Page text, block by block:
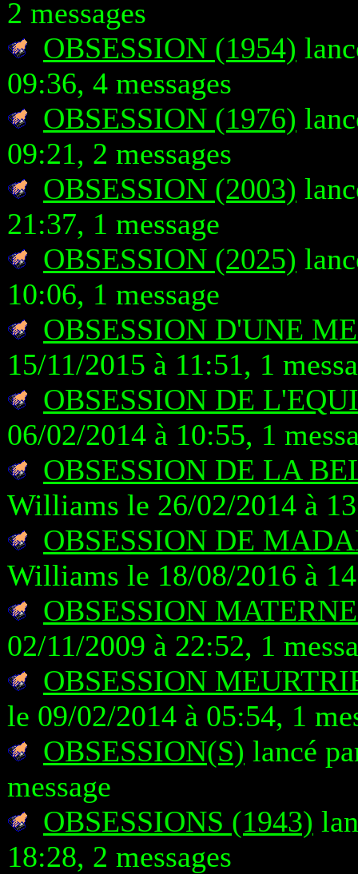
2 messages
OBSESSION (1954)
09:36, 4 messages
OBSESSION (1976)
09:21, 2 messages
OBSESSION (2003)
21:37, 1 message
OBSESSION (2025)
10:06, 1 message
OBSESSION D'UNE
15/11/2015 à 11:51, 1
OBSESSION DE
06/02/2014 à 10:55, 1
OBSESSION DE LA
Williams le 26/02/2014 à
OBSESSION DE
Williams le 18/08/2016 à
OBSESSION
02/11/2009 à 22:52, 1
OBSESSION
le 09/02/2014 à 05:54, 1
OBSESSION(S) lancé
message
OBSESSIONS (1943)
18:28, 2 messages